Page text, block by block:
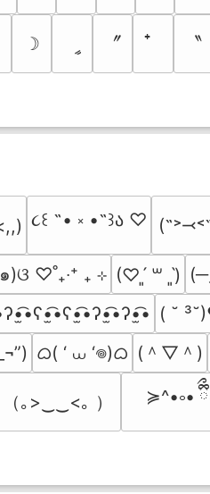
☽ 〞 〝
૮꒰ ˶• ༝ •˶꒱ა ♡
)ଓ ♡˚₊‧⁺ ₊ ⊹ (♡ˊ͈ ꒳ ˋ͈)
( ˘
ᜊ( ‘ ⩊ ‘𖦹)ᜊ (＾▽＾)
（｡>‿‿<｡ ） ≽^•༚•